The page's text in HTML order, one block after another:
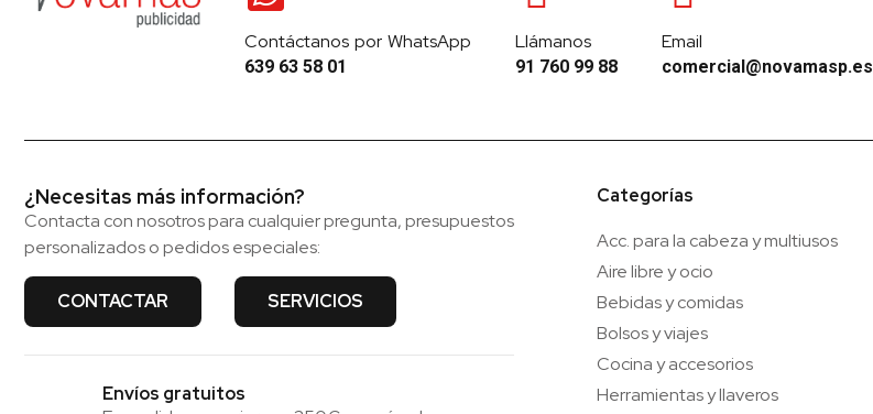
Contáctanos por WhatsApp
639 63 58 01
Llámanos
91 760 99 88
Email
comercial@novamasp.es
¿Necesitas más información?
Contacta con nosotros para cualquier pregunta, presupuestos
personalizados o pedidos especiales:
CONTACTAR SERVICIOS
Envíos gratuitos
Categorías
Acc. para la cabeza y multiusos
Aire libre y ocio
Bebidas y comidas
Bolsos y viajes
Cocina y accesorios
Herramientas y llaveros